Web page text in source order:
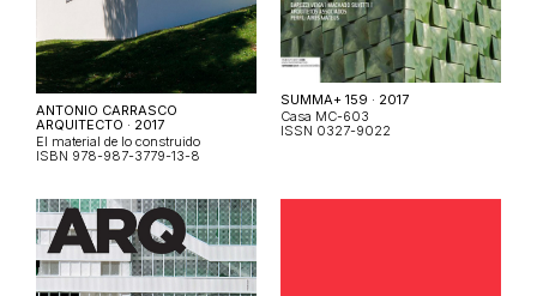
ANTONIO CARRASCO
ARQUITECTO · 2017
El material de lo construido
ISBN 978-987-3779-13-8
SUMMA+ 159 · 2017
Casa MC-603
ISSN 0327-9022